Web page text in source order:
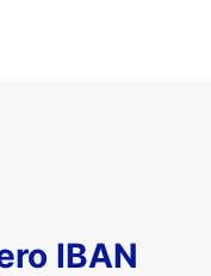
IBAN